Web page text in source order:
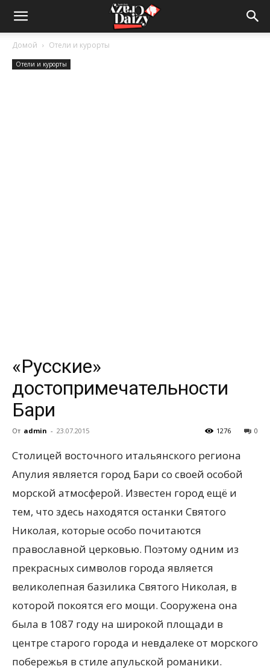
Crazy-
Daizy
Домой Отели и курорты
Отели и курорты
«Русские»
достопримечательности
Бари
От admin - 23.07.2015 0
1276
Столицей восточного итальянского региона
Апулия является город Бари со своей особой
морской атмосферой. Известен город ещё и
тем, что здесь находятся останки Святого
Николая, которые особо почитаются
православной церковью. Поэтому одним из
прекрасных символов города является
великолепная базилика Святого Николая, в
которой покоятся его мощи. Сооружена она
была в 1087 году на широкой площади в
центре старого города и невдалеке от морского
побережья в стиле апульской романики.